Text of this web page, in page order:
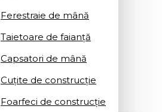
Ferestraie de mână
Taietoare de faianță
Capsatori de mână
Cuțite de construcție
Foarfeci de construcție